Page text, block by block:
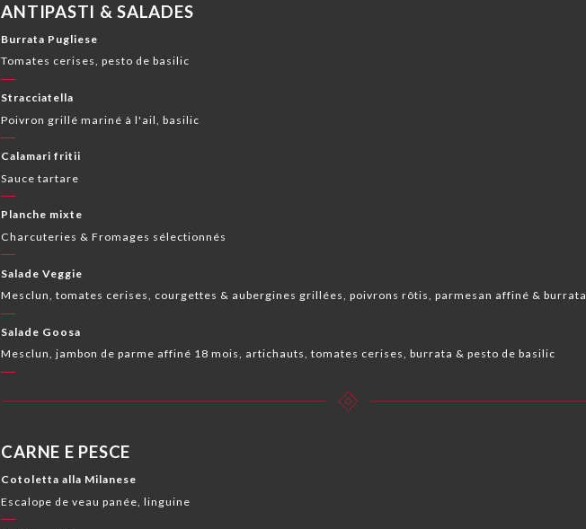
ANTIPASTI & SALADES
Burrata Pugliese
Tomates cerises, pesto de basilic
Stracciatella
Poivron grillé mariné à l'ail, basilic
Calamari fritii
Sauce tartare
Planche mixte
Charcuteries & Fromages sélectionnés
Salade Veggie
Mesclun, tomates cerises, courgettes & aubergines grillées, poivrons rôtis, parmesan affiné & burrata
Salade Goosa
Mesclun, jambon de parme affiné 18 mois, artichauts, tomates cerises, burrata & pesto de basilic
CARNE E PESCE
Cotoletta alla Milanese
Escalope de veau panée, linguine